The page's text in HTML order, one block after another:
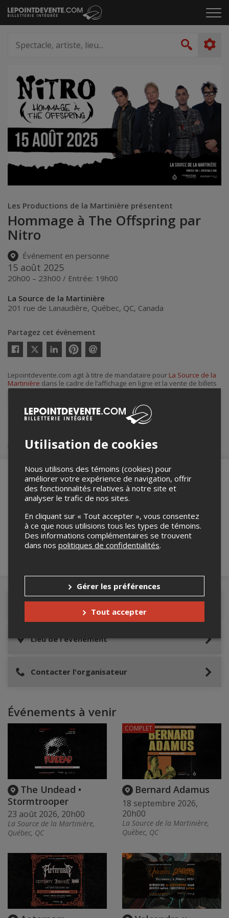
Passer
au
le
artiste,
lieu...
Les Productions de la Martinière présentent
Hommage à The Offspring par
Nitro
Événement en personne
15 août 2025
20h00 – 23h00 / Entrée: 19h00
La Source de la Martinière
201 rue de Lanaudière, Québec, QC, Canada
Partagez cet événement
Twitter
courriel
Lepointdevente.com agit à titre de mandataire pour La Source de la
Martinière dans le cadre de l’affichage en ligne et la vente de billets
pour ses événements.
contacter l’organisateur de l’événement,La Source de la Martinière
barlasource@gmail.com.
Achat de billets
Merci de confirmer que vous n'êtes pas un
Lieu de l'événement
Contacter l'organisateur
Événements à venir
The Undead •
Stormtrooper
23 août 2026, 20h00
La Source de la Martinière,
Québec, QC
Bernard Adamus
18 septembre 2026,
20h00
La Source de la Martinière,
Québec, QC
COMPLET
Utilisation de cookies
Nous utilisons des témoins (cookies) pour
améliorer votre expérience de navigation, offrir
des fonctionnalités relatives à notre site et
analyser le trafic de nos sites.
En cliquant sur « Tout accepter », vous consentez
à ce que nous utilisions tous les types de témoins.
Des informations complémentaires se trouvent
dans nos politiques de confidentialités.
Gérer les préférences
Tout accepter